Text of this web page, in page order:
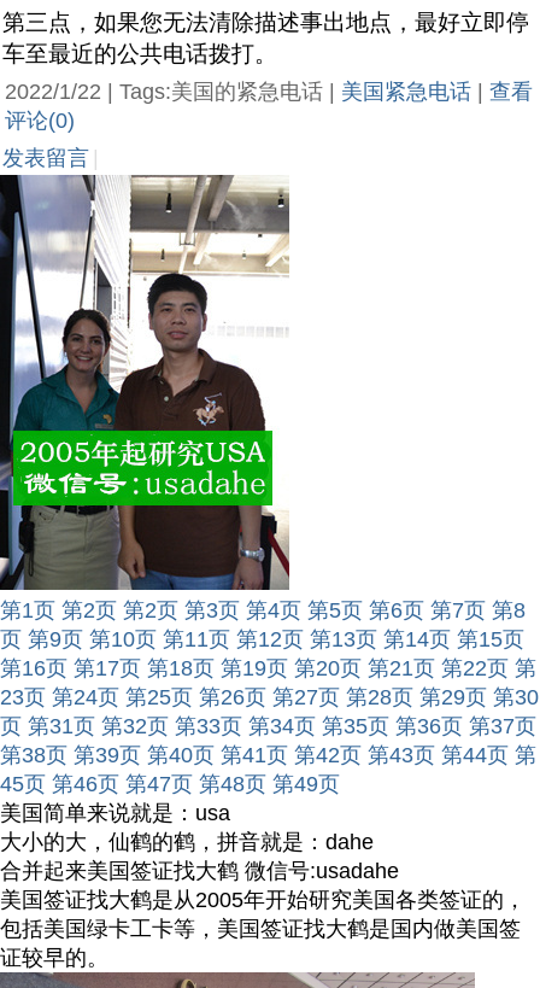
第三点，如果您无法清除描述事出地点，最好立即停
车至最近的公共电话拨打。
2022/1/22 | Tags:美国的紧急电话 | 美国紧急电话
查看
评论(0)
发表留言
第1页 第2页 第2页 第3页 第4页 第5页 第6页 第7页 第8
页 第9页 第10页 第11页 第12页 第13页 第14页 第15页
第16页 第17页 第18页 第19页 第20页 第21页 第22页 第
23页 第24页 第25页 第26页 第27页 第28页 第29页 第30
页 第31页 第32页 第33页 第34页 第35页 第36页 第37页
第38页 第39页 第40页 第41页 第42页 第43页 第44页 第
45页 第46页 第47页 第48页 第49页
美国简单来说就是：usa
大小的大，仙鹤的鹤，拼音就是：dahe
合并起来美国签证找大鹤 微信号:usadahe
美国签证找大鹤是从2005年开始研究美国各类签证的，
包括美国绿卡工卡等，美国签证找大鹤是国内做美国签
证较早的。